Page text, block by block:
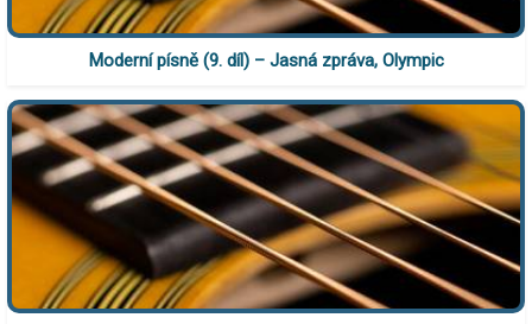
Moderní písně (9. díl) – Jasná zpráva, Olympic